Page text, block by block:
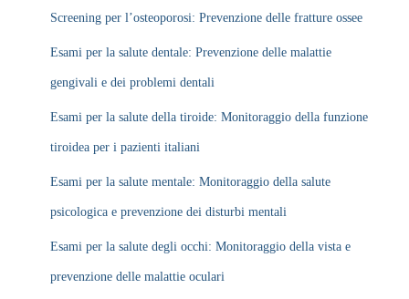
Screening per l’osteoporosi: Prevenzione delle fratture ossee
Esami per la salute dentale: Prevenzione delle malattie
gengivali e dei problemi dentali
Esami per la salute della tiroide: Monitoraggio della funzione
tiroidea per i pazienti italiani
Esami per la salute mentale: Monitoraggio della salute
psicologica e prevenzione dei disturbi mentali
Esami per la salute degli occhi: Monitoraggio della vista e
prevenzione delle malattie oculari